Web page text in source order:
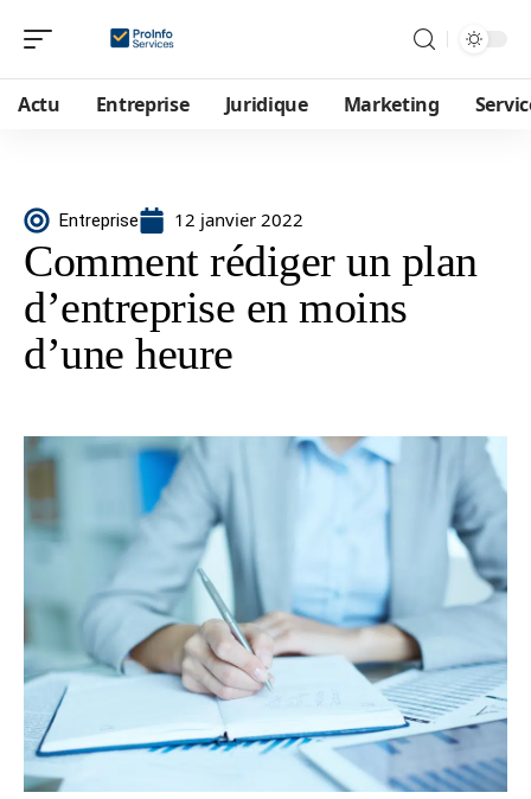
Actu Entreprise Juridique Marketing
Entreprise 12 janvier 2022
Comment rédiger un plan
d’entreprise en moins
d’une heure